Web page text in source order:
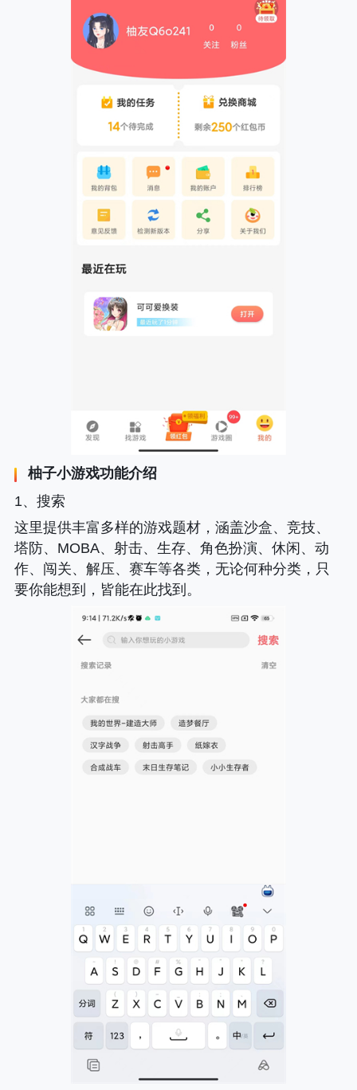
柚子小游戏功能介绍
1、搜索
这里提供丰富多样的游戏题材，涵盖沙盒、竞技、
塔防、MOBA、射击、生存、角色扮演、休闲、动
作、闯关、解压、赛车等各类，无论何种分类，只
要你能想到，皆能在此找到。